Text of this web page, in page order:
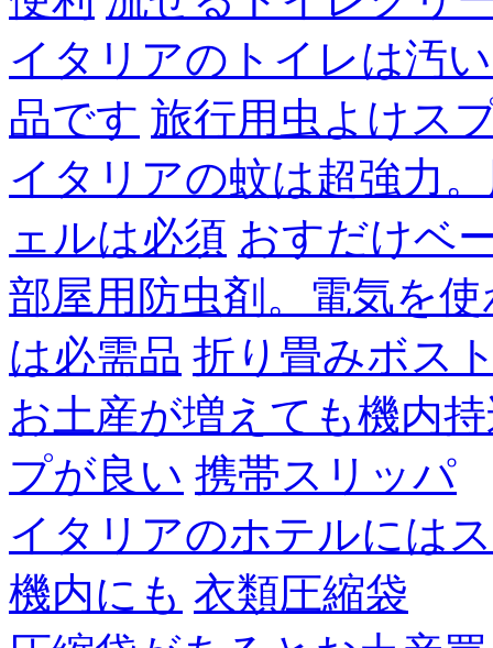
イタリアのトイレは汚
品です 旅行用虫よけス
イタリアの蚊は超強力
ェルは必須 おすだけベ
部屋用防虫剤。電気を
は必需品 折り畳みボス
お土産が増えても機内
プが良い 携帯スリッパ
イタリアのホテルには
機内にも 衣類圧縮袋